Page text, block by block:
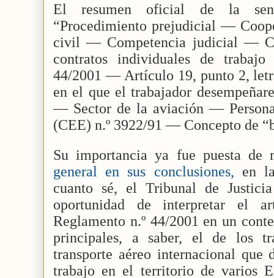
El resumen oficial de la
“Procedimiento prejudicial —
civil — Competencia judicial —
contratos individuales de
44/2001 — Artículo 19, punto 2,
en el que el trabajador
— Sector de la aviación —
(CEE) n.º 3922/91 — Concepto de
Su importancia ya fue puesta
general en sus conclusiones, en
cuanto sé, el Tribunal de
oportunidad de interpretar el
Reglamento n.º 44/2001 en un
principales, a saber, el de los
transporte aéreo internacional que
trabajo en el territorio de varios